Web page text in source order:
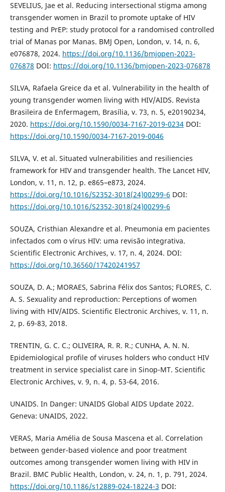
SEVELIUS, Jae et al. Reducing intersectional stigma among
transgender women in Brazil to promote uptake of HIV
testing and PrEP: study protocol for a randomised controlled
trial of Manas por Manas. BMJ Open, London, v. 14, n. 6,
e076878, 2024. https://doi.org/10.1136/bmjopen-2023-
076878 DOI: https://doi.org/10.1136/bmjopen-2023-076878
SILVA, Rafaela Greice da et al. Vulnerability in the health of
young transgender women living with HIV/AIDS. Revista
Brasileira de Enfermagem, Brasília, v. 73, n. 5, e20190234,
2020. https://doi.org/10.1590/0034-7167-2019-0234DOI:
https://doi.org/10.1590/0034-7167-2019-0046
SILVA, V. et al. Situated vulnerabilities and resiliencies
framework for HIV and transgender health. The Lancet HIV,
London, v. 11, n. 12, p. e865–e873, 2024.
https://doi.org/10.1016/S2352-3018(24)00299-6 DOI:
https://doi.org/10.1016/S2352-3018(24)00299-6
SOUZA, Cristhian Alexandre et al. Pneumonia em pacientes
infectados com o vírus HIV: uma revisão integrativa.
Scientific Electronic Archives, v. 17, n. 4, 2024. DOI:
https://doi.org/10.36560/17420241957
SOUZA, D. A.; MORAES, Sabrina Félix dos Santos; FLORES, C.
A. S. Sexuality and reproduction: Perceptions of women
living with HIV/AIDS. Scientific Electronic Archives, v. 11, n.
2, p. 69-83, 2018.
TRENTIN, G. C. C.; OLIVEIRA, R. R. R.; CUNHA, A. N. N.
Epidemiological profile of viruses holders who conduct HIV
treatment in service specialist care in Sinop-MT. Scientific
Electronic Archives, v. 9, n. 4, p. 53-64, 2016.
UNAIDS. In Danger: UNAIDS Global AIDS Update 2022.
Geneva: UNAIDS, 2022.
VERAS, Maria Amélia de Sousa Mascena et al. Correlation
between gender-based violence and poor treatment
outcomes among transgender women living with HIV in
Brazil. BMC Public Health, London, v. 24, n. 1, p. 791, 2024.
https://doi.org/10.1186/s12889-024-18224-3 DOI: